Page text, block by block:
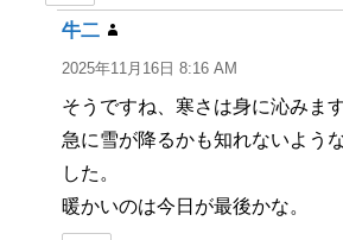
牛二
り:
2025年11月16日 8:16 AM
そうですね、寒さは身に沁みま
急に雪が降るかも知れないよう
した。
暖かいのは今日が最後かな。